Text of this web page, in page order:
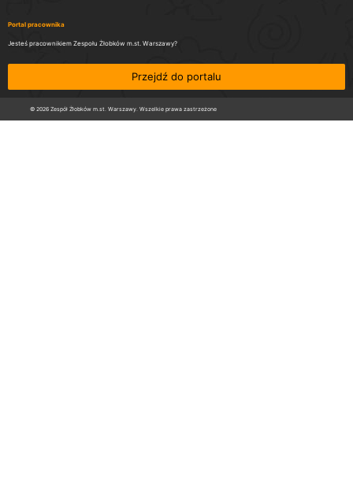
Portal pracownika
Jesteś pracownikiem Zespołu Żłobków m.st. Warszawy?
Przejdź do portalu
© 2026 Zespół Żłobków m.st. Warszawy. Wszelkie prawa zastrzeżone